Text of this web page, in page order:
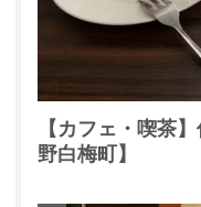
【カフェ・喫茶
野白梅町】